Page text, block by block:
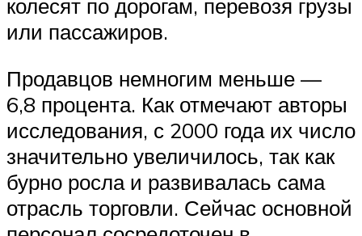
колесят по дорогам, перевозя грузы
или пассажиров.
Продавцов немногим меньше —
6,8 процента. Как отмечают авторы
исследования, с 2000 года их число
значительно увеличилось, так как
бурно росла и развивалась сама
отрасль торговли. Сейчас основной